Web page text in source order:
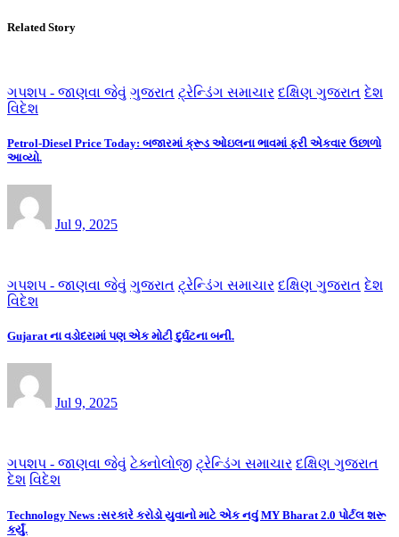
Related Story
ગપશપ - જાણવા જેવું ગુજરાત ટ્રેન્ડિંગ સમાચાર દક્ષિણ ગુજરાત દેશ
વિદેશ
Petrol-Diesel Price Today: બજારમાં ક્રૂડ ઓઇલના ભાવમાં ફરી એકવાર ઉછાળો
આવ્યો.
Jul 9, 2025
ગપશપ - જાણવા જેવું ગુજરાત ટ્રેન્ડિંગ સમાચાર દક્ષિણ ગુજરાત દેશ
વિદેશ
Gujarat ના વડોદરામાં પણ એક મોટી દુર્ઘટના બની.
Jul 9, 2025
ગપશપ - જાણવા જેવું ટેક્નોલોજી ટ્રેન્ડિંગ સમાચાર દક્ષિણ ગુજરાત
દેશ વિદેશ
Technology News :સરકારે કરોડો યુવાનો માટે એક નવું MY Bharat 2.0 પોર્ટલ શરૂ
કર્યું.